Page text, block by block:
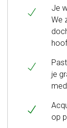
Je
We
je
op